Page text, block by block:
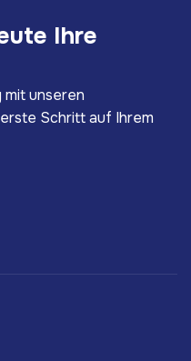
ute Ihre
mit unseren
Schritt auf Ihrem